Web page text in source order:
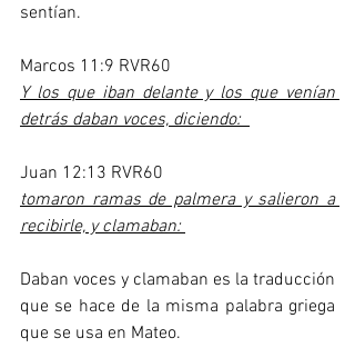
sentían.
Marcos 11:9 RVR60
Y los que iban delante y los que venían
detrás daban voces, diciendo:
Juan 12:13 RVR60
tomaron ramas de palmera y salieron a
recibirle, y clamaban:
Daban voces y clamaban es la traducción
que se hace de la misma palabra griega
que se usa en Mateo.